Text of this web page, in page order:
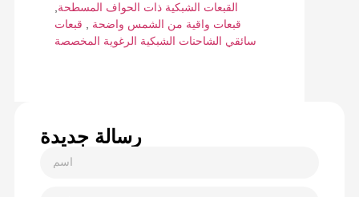
القبعات الشبكية ذات الحواف المسطحة,
قبعات واقية من الشمس واضحة , قبعات
رسالة جديدة